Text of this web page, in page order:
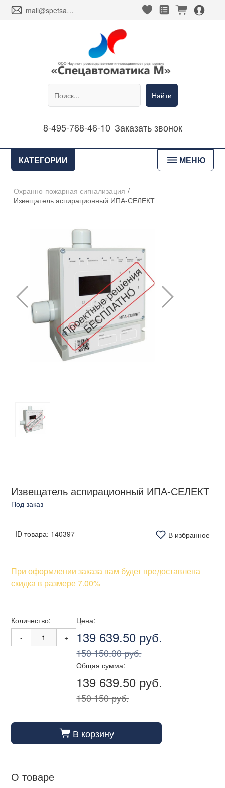
envelope mail@spetsavtomatika-m.ru heart_fill square_favorites_fill cart_fill person_alt_circle_fill
Найти
8-495-768-46-10 Заказать звонок
КАТЕГОРИИ bars МЕНЮ
Охранно-пожарная сигнализация /
Извещатель аспирационный ИПА-СЕЛЕКТ
Извещатель аспирационный ИПА-СЕЛЕКТ
Под заказ
ID товара: 140397 В избранное
При оформлении заказа вам будет предоставлена
скидка в размере 7.00%
Количество:
-
+
Цена:
139 639.50 руб.
150 150.00 руб.
Общая сумма:
139 639.50 руб.
150 150 руб.
cart_fill В корзину
О товаре